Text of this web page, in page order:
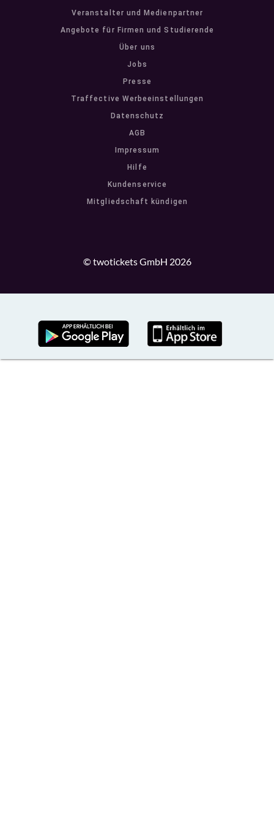
Veranstalter und Medienpartner
Angebote für Firmen und Studierende
Über uns
Jobs
Presse
Traffective Werbeeinstellungen
Datenschutz
AGB
Impressum
Hilfe
Kundenservice
Mitgliedschaft kündigen
© twotickets GmbH 2026